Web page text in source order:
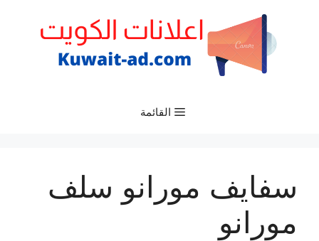
القائمة
سفايف مورانو سلف
مورانو